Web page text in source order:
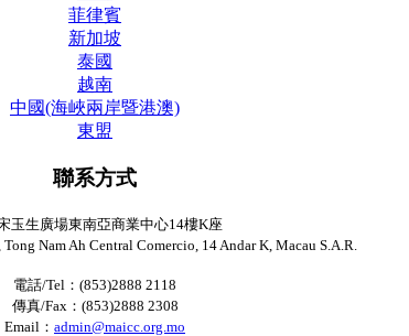
菲律賓
新加坡
泰國
越南
中國(海峽兩岸暨港澳)
東盟
聯系方式
玉生廣場東南亞商業中心14樓K座
Nam Ah Central Comercio, 14 Andar K, Macau S.A.R.
電話/Tel：(853)2888 2118
傳真/Fax：(853)2888 2308
Email： admin@maicc.org.mo